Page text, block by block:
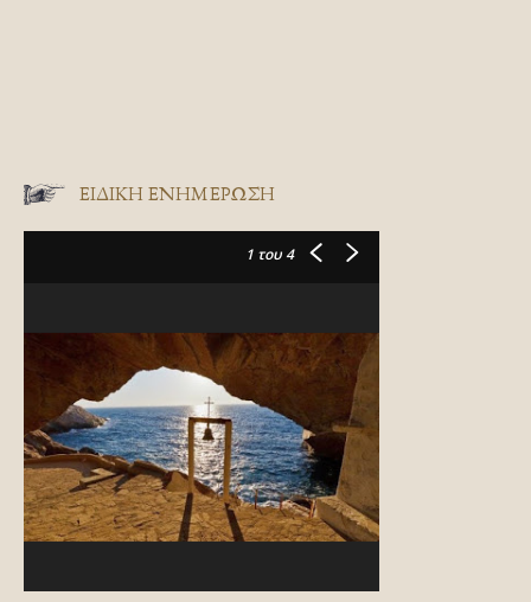
ΕΙΔΙΚΉ ΕΝΗΜΈΡΩΣΗ
1 του 4